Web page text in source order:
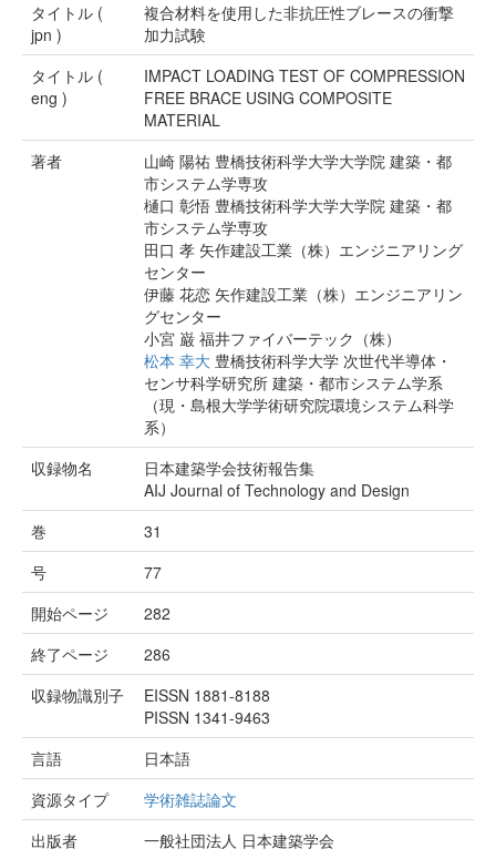
タイトル (
jpn )
複合材料を使用した非抗圧性ブレースの衝撃
加力試験
タイトル (
eng )
IMPACT LOADING TEST OF COMPRESSION
FREE BRACE USING COMPOSITE
MATERIAL
著者
山崎 陽祐 豊橋技術科学大学大学院 建築・都
市システム学専攻
樋口 彰悟 豊橋技術科学大学大学院 建築・都
市システム学専攻
田口 孝 矢作建設工業（株）エンジニアリング
センター
伊藤 花恋 矢作建設工業（株）エンジニアリン
グセンター
小宮 巌 福井ファイバーテック（株）
松本 幸大 豊橋技術科学大学 次世代半導体・
センサ科学研究所 建築・都市システム学系
（現・島根大学学術研究院環境システム科学
系）
収録物名
日本建築学会技術報告集
AIJ Journal of Technology and Design
巻
31
号
77
開始ページ
282
終了ページ
286
収録物識別子
EISSN 1881-8188
PISSN 1341-9463
言語
日本語
資源タイプ
学術雑誌論文
出版者
一般社団法人 日本建築学会